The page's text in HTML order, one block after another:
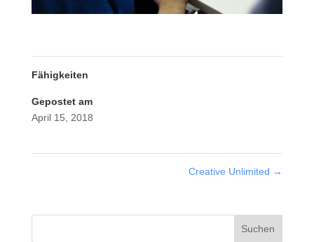
Fähigkeiten
Gepostet am
April 15, 2018
Creative Unlimited →